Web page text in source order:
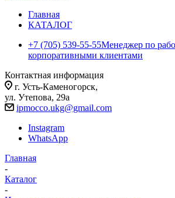
Главная
КАТАЛОГ
+7 (705) 539-55-55Менеджер по
корпоративными клиентами
Контактная информация
г. Усть-Каменогорск,
ул. Утепова, 29а
ipmocco.ukg@gmail.com
Instagram
WhatsApp
Главная
-
Каталог
-